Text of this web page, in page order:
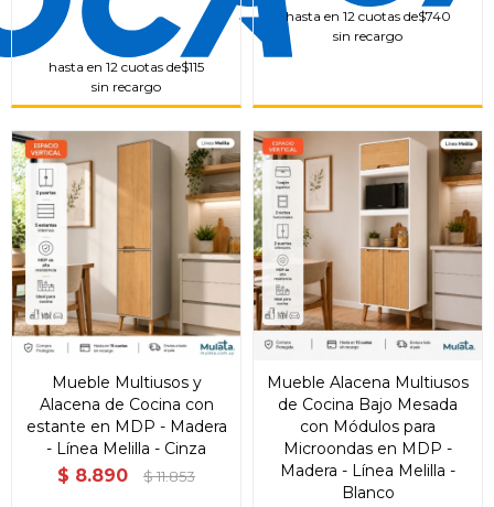
hasta en 12 cuotas de$115
sin recargo
hasta en 12 cuotas de$740
sin recargo
Mueble Multiusos y
Alacena de Cocina con
estante en MDP - Madera
- Línea Melilla - Cinza
$ 8.890 $ 11.853
Mueble Alacena Multiusos
de Cocina Bajo Mesada
con Módulos para
Microondas en MDP -
Madera - Línea Melilla -
Blanco